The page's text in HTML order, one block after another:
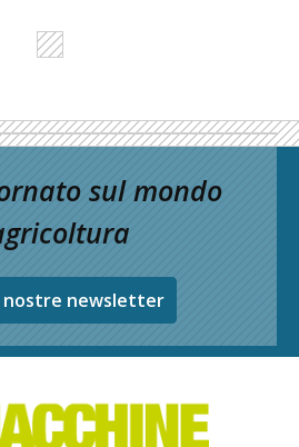
sul mondo
nostre newsletter